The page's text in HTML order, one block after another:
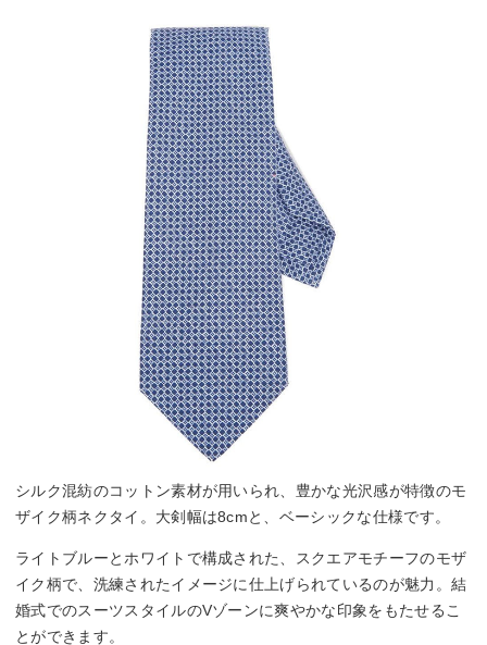
シルク混紡のコットン素材が用いられ、豊かな光沢感が特徴のモ
ザイク柄ネクタイ。大剣幅は8cmと、ベーシックな仕様です。
ライトブルーとホワイトで構成された、スクエアモチーフのモザ
イク柄で、洗練されたイメージに仕上げられているのが魅力。結
婚式でのスーツスタイルのVゾーンに爽やかな印象をもたせるこ
とができます。